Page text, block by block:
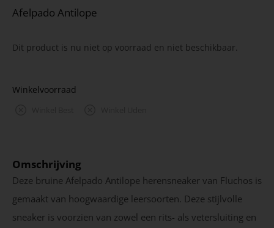
Afelpado Antilope
Dit product is nu niet op voorraad en niet beschikbaar.
Winkelvoorraad
Omschrijving
Deze bruine Afelpado Antilope herensneaker van Fluchos is
gemaakt van hoogwaardige leersoorten. Deze stijlvolle
sneaker is voorzien van zowel een rits- als vetersluiting en